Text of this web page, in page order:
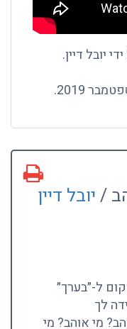
יובל דיין.
/יובל דיין
ל-״בערך״
לך
מי אוהב? מי